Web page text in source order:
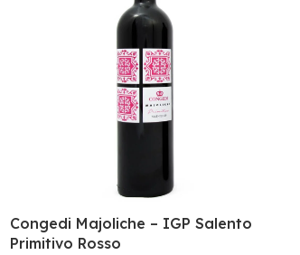
Congedi Majoliche – IGP Salento
Primitivo Rosso